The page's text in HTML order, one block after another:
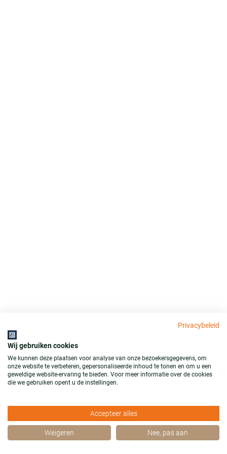
Privacybeleid
Wij gebruiken cookies
We kunnen deze plaatsen voor analyse van onze bezoekersgegevens, om
onze website te verbeteren, gepersonaliseerde inhoud te tonen en om u een
geweldige website-ervaring te bieden. Voor meer informatie over de cookies
die we gebruiken opent u de instellingen.
Accepteer alles
Weigeren Nee, pas aan